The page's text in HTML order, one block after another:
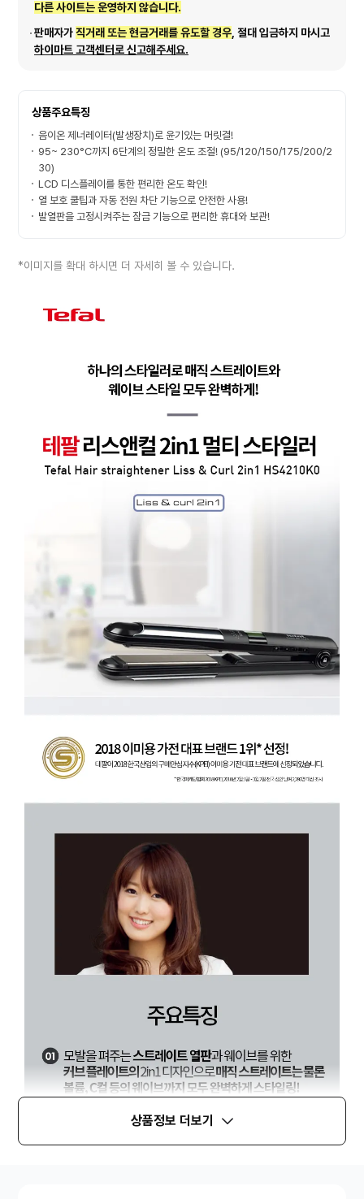
다른 사이트는 운영하지 않습니다.
판매자가직거래 또는 현금거래를 유도할 경우 , 절대 입금하지 마시고
하이마트 고객센터로 신고해주세요.
상품주요특징
음이온 제너레이터(발생장치)로 윤기있는 머릿결!
95~ 230°C까지 6단계의 정밀한 온도 조절! (95/120/150/175/200/2
30)
LCD 디스플레이를 통한 편리한 온도 확인!
열 보호 쿨팁과 자동 전원 차단 기능으로 안전한 사용!
발열판을 고정시켜주는 잠금 기능으로 편리한 휴대와 보관!
*이미지를 확대 하시면 더 자세히 볼 수 있습니다.
상품정보 더보기